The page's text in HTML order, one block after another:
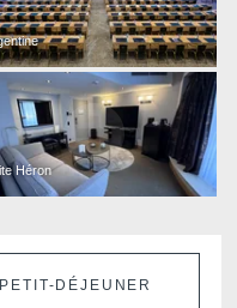
Héron
PETIT-DÉJEUNER